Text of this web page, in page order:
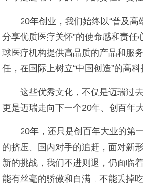
20年创业，我们始终以“普及高
分享优质医疗关怀”的使命感和责任
球医疗机构提供高品质的产品和服
任，在国际上树立“中国创造”的高科
这些优秀文化，不仅是迈瑞过
更是迈瑞走向下一个20年、创百年
20年，还只是创百年大业的第
的挤压、国内对手的追赶，面对新
新的挑战，我们不进则退，仍面临
能有丝毫的骄傲和自满，不能丢掉